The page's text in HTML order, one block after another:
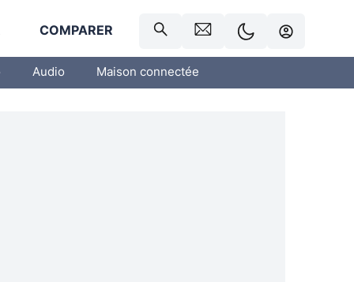
COMPARER
Audio Maison connectée